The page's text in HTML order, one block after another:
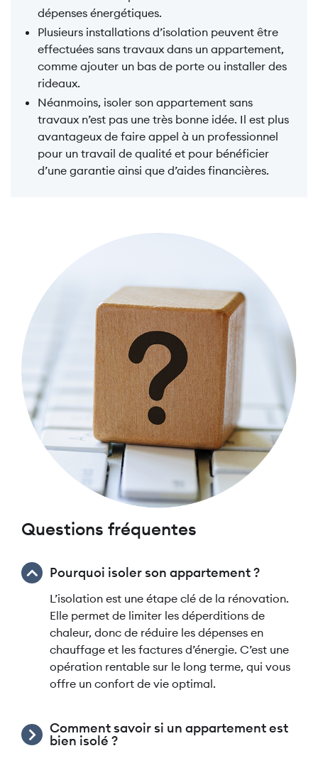
dépenses énergétiques.
Plusieurs installations d’isolation peuvent être
effectuées sans travaux dans un appartement,
comme ajouter un bas de porte ou installer des
rideaux.
Néanmoins, isoler son appartement sans
travaux n’est pas une très bonne idée. Il est plus
avantageux de faire appel à un professionnel
pour un travail de qualité et pour bénéficier
d’une garantie ainsi que d’aides financières.
Questions fréquentes
Pourquoi isoler son appartement ?
L’isolation est une étape clé de la rénovation.
Elle permet de limiter les déperditions de
chaleur, donc de réduire les dépenses en
chauffage et les factures d’énergie. C’est une
opération rentable sur le long terme, qui vous
offre un confort de vie optimal.
Comment savoir si un appartement est
bien isolé ?